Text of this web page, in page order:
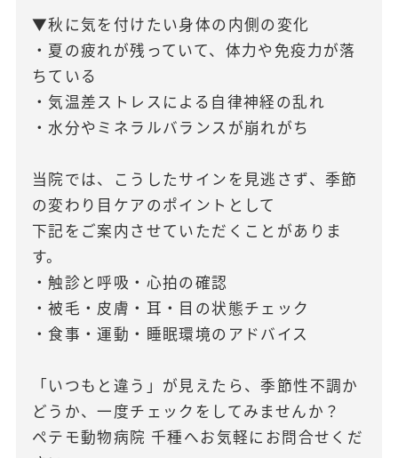
▼秋に気を付けたい身体の内側の変化
・夏の疲れが残っていて、体力や免疫力が落
ちている
・気温差ストレスによる自律神経の乱れ
・水分やミネラルバランスが崩れがち
当院では、こうしたサインを見逃さず、季節
の変わり目ケアのポイントとして
下記をご案内させていただくことがありま
す。
・触診と呼吸・心拍の確認
・被毛・皮膚・耳・目の状態チェック
・食事・運動・睡眠環境のアドバイス
「いつもと違う」が見えたら、季節性不調か
どうか、一度チェックをしてみませんか？
ペテモ動物病院 千種へお気軽にお問合せくだ